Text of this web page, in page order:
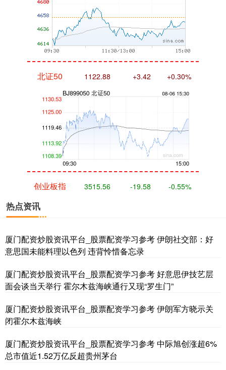
北证50 1122.88 +3.42 +0.30%
创业板指 3515.56 -19.58 -0.55%
基金指数 7229.80 -1.63 -0.02%
热点资讯
厦门配资炒股资讯平台_股票配资学习参考 伊朗社交部：好
意思国未能料理以色列 违背怜惜备忘录
厦门配资炒股资讯平台_股票配资学习参考 好意思伊技艺层
面会谈当天举行 霍尔木兹海峡通行又现“罗生门”
厦门配资炒股资讯平台_股票配资学习参考 伊朗军方晓示关
闭霍尔木兹海峡
厦门配资炒股资讯平台_股票配资学习参考 中际旭创涨超6%
总市值近1.52万亿反超贵州茅台